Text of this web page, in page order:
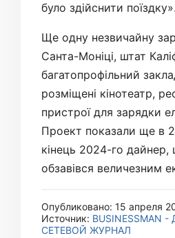
було здійснити поїздку».
Ще одну незвичайну
Санта-Моніці, штат
багатопрофільний
розміщені кінотеатр,
пристрої для зарядки
Проект показали ще в
кінець 2024-го дайнер,
обзавівся величезним
Опубликовано: 15 апреля
Источник: BUSINESSMAN
СЕТЕВОЙ ЖУРНАЛ